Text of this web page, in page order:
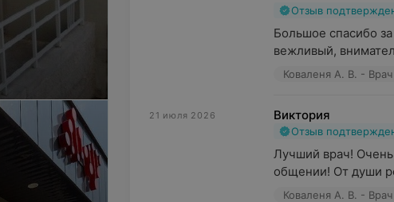
Отзыв
Большое спасибо
вежливый,
Коваленя А. В. -
21 июля 2026 Виктория
Отзыв
Лучший врач!
общении! От души
Коваленя А. В. -